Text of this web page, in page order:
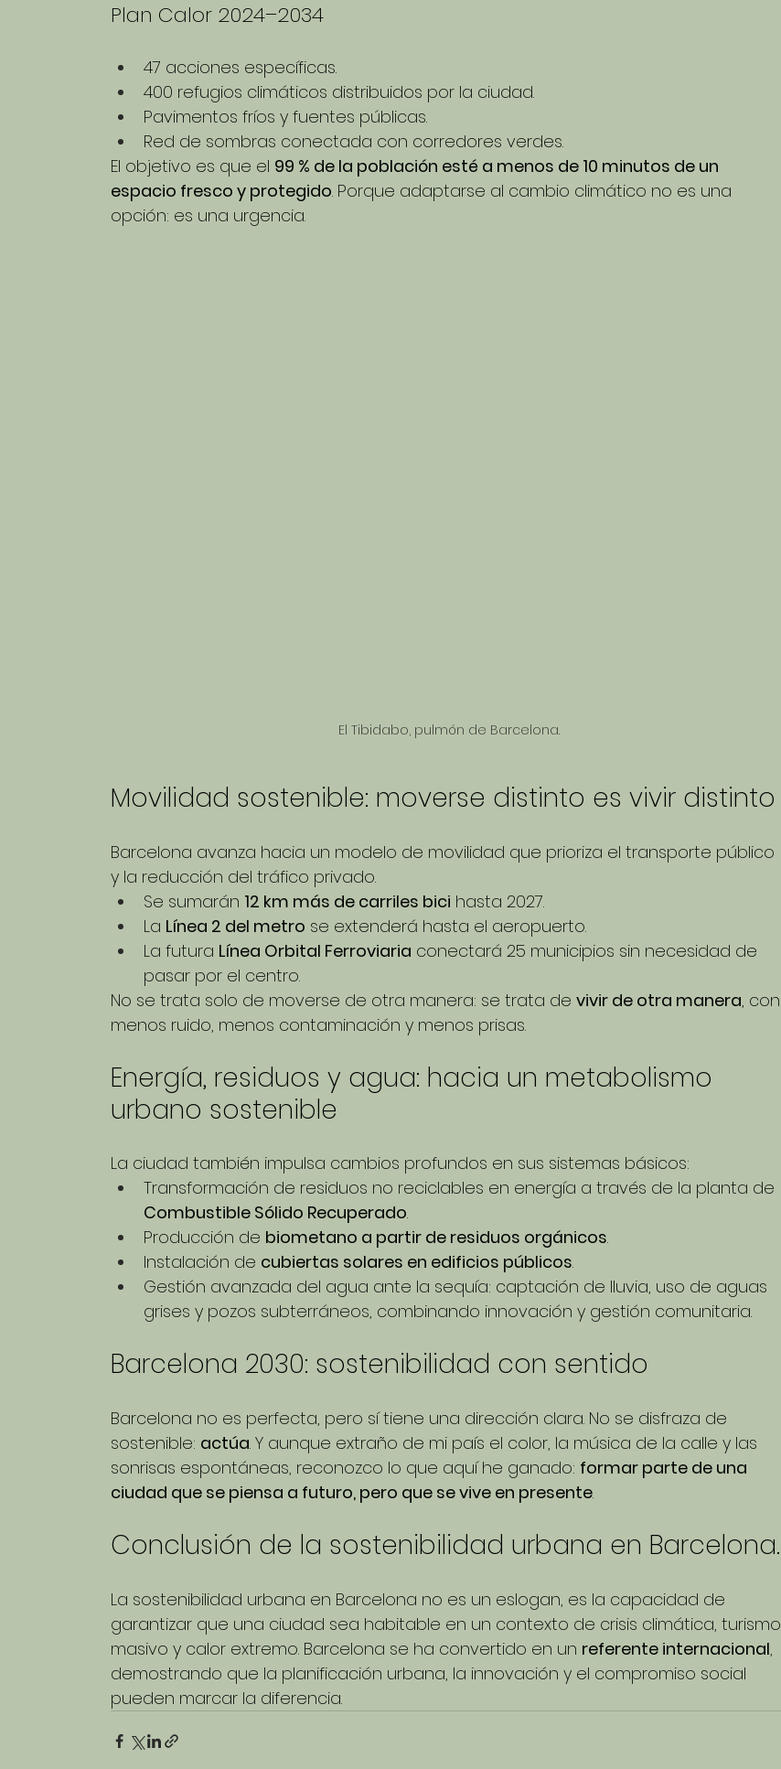
Plan Calor 2024–2034
47 acciones específicas.
400 refugios climáticos distribuidos por la ciudad.
Pavimentos fríos y fuentes públicas.
Red de sombras conectada con corredores verdes.
El objetivo es que el 99 % de la población esté a menos de 10 minutos de un
espacio fresco y protegido. Porque adaptarse al cambio climático no es una
opción: es una urgencia.
El Tibidabo, pulmón de Barcelona.
Movilidad sostenible: moverse distinto es vivir distinto
Barcelona avanza hacia un modelo de movilidad que prioriza el transporte público
y la reducción del tráfico privado.
Se sumarán 12 km más de carriles bici hasta 2027.
La Línea 2 del metro se extenderá hasta el aeropuerto.
La futura Línea Orbital Ferroviaria conectará 25 municipios sin necesidad de
pasar por el centro.
No se trata solo de moverse de otra manera: se trata de vivir de otra manera, con
menos ruido, menos contaminación y menos prisas.
Energía, residuos y agua: hacia un metabolismo
urbano sostenible
La ciudad también impulsa cambios profundos en sus sistemas básicos:
Transformación de residuos no reciclables en energía a través de la planta de
Combustible Sólido Recuperado.
Producción de biometano a partir de residuos orgánicos.
Instalación de cubiertas solares en edificios públicos.
Gestión avanzada del agua ante la sequía: captación de lluvia, uso de aguas
grises y pozos subterráneos, combinando innovación y gestión comunitaria.
Barcelona 2030: sostenibilidad con sentido
Barcelona no es perfecta, pero sí tiene una dirección clara. No se disfraza de
sostenible: actúa. Y aunque extraño de mi país el color, la música de la calle y las
sonrisas espontáneas, reconozco lo que aquí he ganado: formar parte de una
ciudad que se piensa a futuro, pero que se vive en presente.
Conclusión de la sostenibilidad urbana en Barcelona.
La sostenibilidad urbana en Barcelona no es un eslogan, es la capacidad de
garantizar que una ciudad sea habitable en un contexto de crisis climática, turismo
masivo y calor extremo. Barcelona se ha convertido en un referente internacional,
demostrando que la planificación urbana, la innovación y el compromiso social
pueden marcar la diferencia.